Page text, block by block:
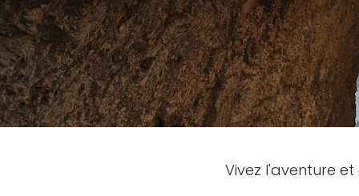
Vivez l'aventure